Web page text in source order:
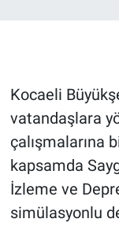
Kocaeli
vatandaşlara
çalışmalarına
kapsamda
İzleme ve
simülasyonlu